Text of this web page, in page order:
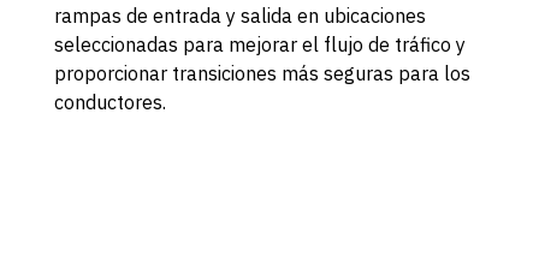
rampas de entrada y salida en ubicaciones
seleccionadas para mejorar el flujo de tráfico y
proporcionar transiciones más seguras para los
conductores.